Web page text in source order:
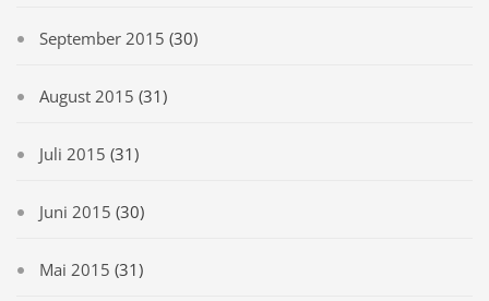
September 2015 (30)
August 2015 (31)
Juli 2015 (31)
Juni 2015 (30)
Mai 2015 (31)